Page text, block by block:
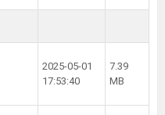
2025-05-01
17:53:40
7.39
MB